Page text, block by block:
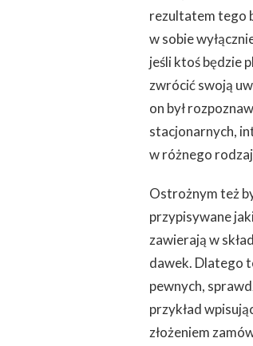
SYTUACJACH
WARTO
ZAŻYWAĆ
SUPLEMENTY
DIETY
rezultatem tego
w sobie
jeśli ktoś będzie
zwrócić swoją
on był
stacjonarnych,
w różnego
Ostrożnym też
przypisywane
zawierają w
dawek. Dlatego
pewnych,
przykład
złożeniem